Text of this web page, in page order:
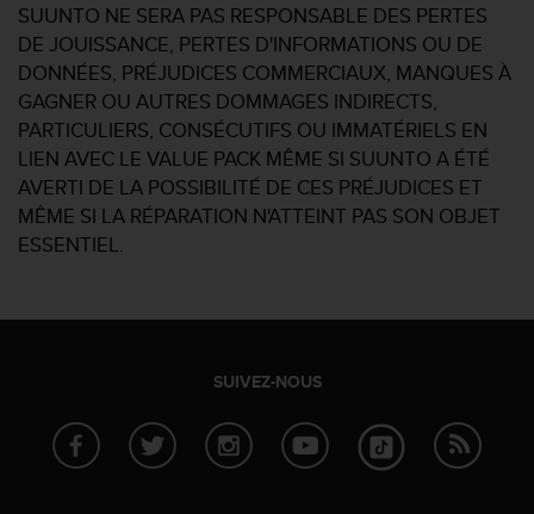
SUUNTO NE SERA PAS RESPONSABLE DES PERTES
DE JOUISSANCE, PERTES D'INFORMATIONS OU DE
DONNÉES, PRÉJUDICES COMMERCIAUX, MANQUES À
GAGNER OU AUTRES DOMMAGES INDIRECTS,
PARTICULIERS, CONSÉCUTIFS OU IMMATÉRIELS EN
LIEN AVEC LE VALUE PACK MÊME SI SUUNTO A ÉTÉ
AVERTI DE LA POSSIBILITÉ DE CES PRÉJUDICES ET
MÊME SI LA RÉPARATION N'ATTEINT PAS SON OBJET
ESSENTIEL.
SUIVEZ-NOUS